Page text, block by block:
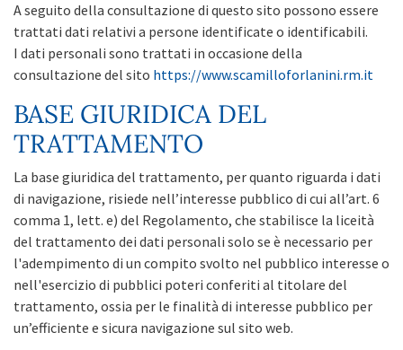
A seguito della consultazione di questo sito possono essere
trattati dati relativi a persone identificate o identificabili.
I dati personali sono trattati in occasione della
consultazione del sito https://www.scamilloforlanini.rm.it
BASE GIURIDICA DEL
TRATTAMENTO
La base giuridica del trattamento, per quanto riguarda i dati
di navigazione, risiede nell’interesse pubblico di cui all’art. 6
comma 1, lett. e) del Regolamento, che stabilisce la liceità
del trattamento dei dati personali solo se è necessario per
l'adempimento di un compito svolto nel pubblico interesse o
nell'esercizio di pubblici poteri conferiti al titolare del
trattamento, ossia per le finalità di interesse pubblico per
un’efficiente e sicura navigazione sul sito web.